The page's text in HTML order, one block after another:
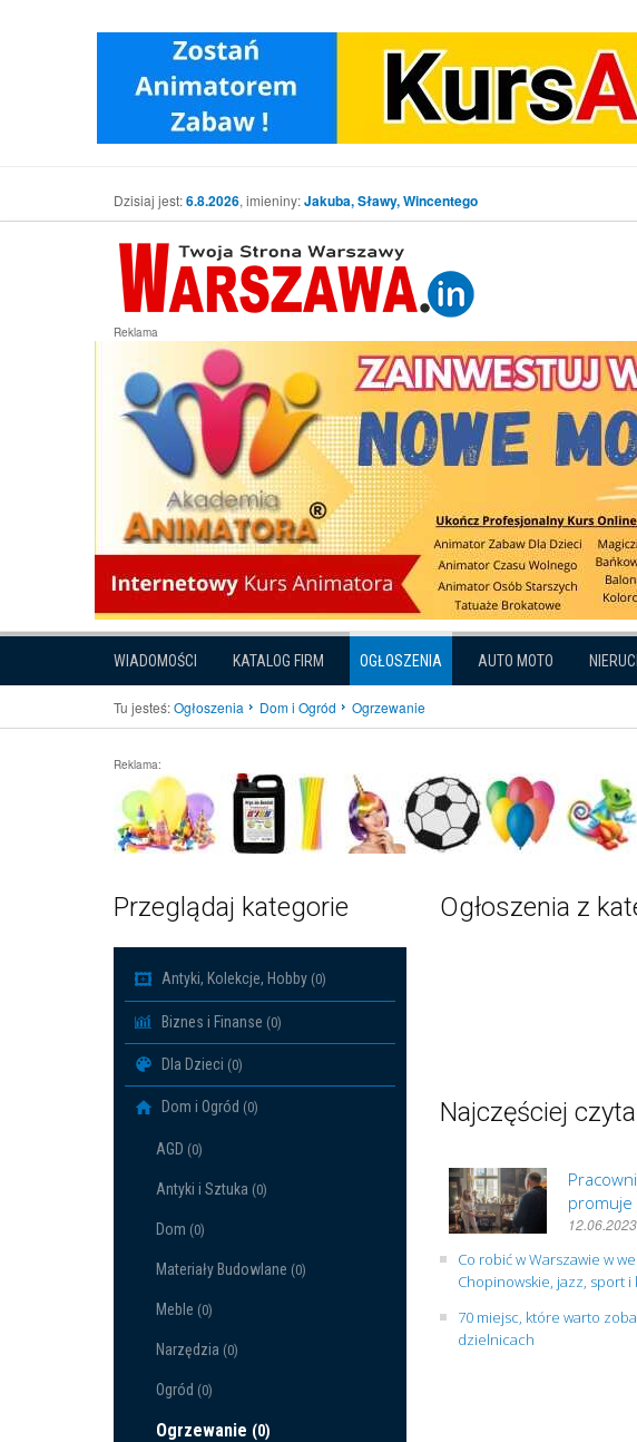
Dzisiaj jest:6.8.2026, imieniny:Jakuba, Sławy, Wincentego
Reklama
WIADOMOŚCI KATALOG FIRM OGŁOSZENIA AUTO MOTO
Tu jesteś:Ogłoszenia Dom i Ogród Ogrzewanie
Reklama:
Przeglądaj kategorie
Antyki, Kolekcje, Hobby (0)
Biznes i Finanse (0)
Dla Dzieci (0)
Dom i Ogród (0)
AGD (0)
Antyki i Sztuka (0)
Dom (0)
Materiały Budowlane (0)
Meble (0)
Narzędzia (0)
Ogród (0)
Ogrzewanie (0)
Ogłoszenia z
Najczęściej
promuje
12.06.2023
Co robić w Warszawie w
Chopinowskie, jazz, sport
70 miejsc, które warto
dzielnicach